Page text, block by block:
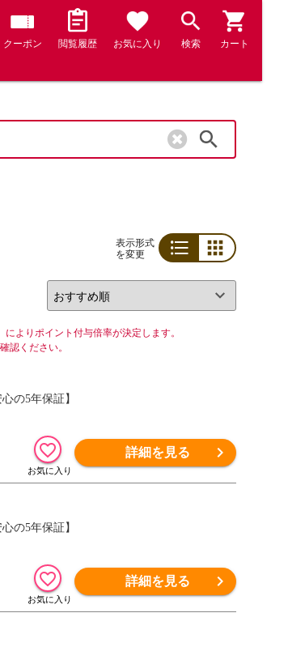
クーポン 閲覧履歴 お気に入り 検索 カート
表示形式
を変更
よりポイント付与倍率が決定します。
認ください。
の5年保証】
詳細を見る
の5年保証】
詳細を見る